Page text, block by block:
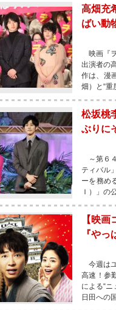
高畑充
ばい動
映画『
出演者の
作は、漫
畑）と“重
松坂桃
ぶりに
～第６
ティバル
ーを務め
Ｉ）」の
【映
『や
今週は
高速！参
による“
日田への